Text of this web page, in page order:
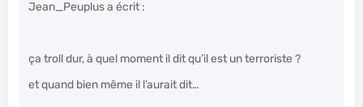
Jean_Peuplus a écrit :
ça troll dur, à quel moment il dit qu’il est un terroriste ?
et quand bien même il l’aurait dit…